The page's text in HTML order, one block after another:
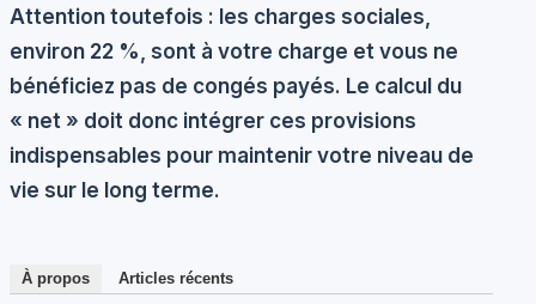
Attention toutefois : les charges sociales,
environ 22 %, sont à votre charge et vous ne
bénéficiez pas de congés payés. Le calcul du
« net » doit donc intégrer ces provisions
indispensables pour maintenir votre niveau de
vie sur le long terme.
À propos Articles récents